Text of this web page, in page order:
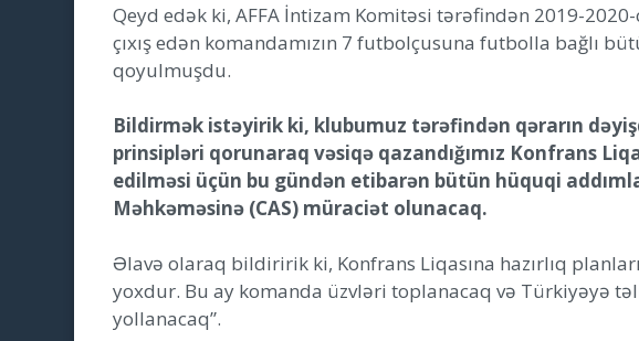
Qeyd edək ki, AFFA İntizam Komitəsi tərəfindən 2019-
çıxış edən komandamızın 7 futbolçusuna futbolla bağlı
qoyulmuşdu.
Bildirmək istəyirik ki, klubumuz tərəfindən qərarın
prinsipləri qorunaraq vəsiqə qazandığımız Konfrans
edilməsi üçün bu gündən etibarən bütün hüquqi
Məhkəməsinə (CAS) müraciət olunacaq.
Əlavə olaraq bildiririk ki, Konfrans Liqasına hazırlıq
yoxdur. Bu ay komanda üzvləri toplanacaq və Türkiyəyə
yollanacaq”.